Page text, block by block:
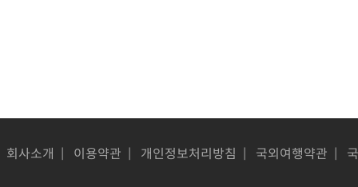
회사소개 이용약관 개인정보처리방침 국외여행약관